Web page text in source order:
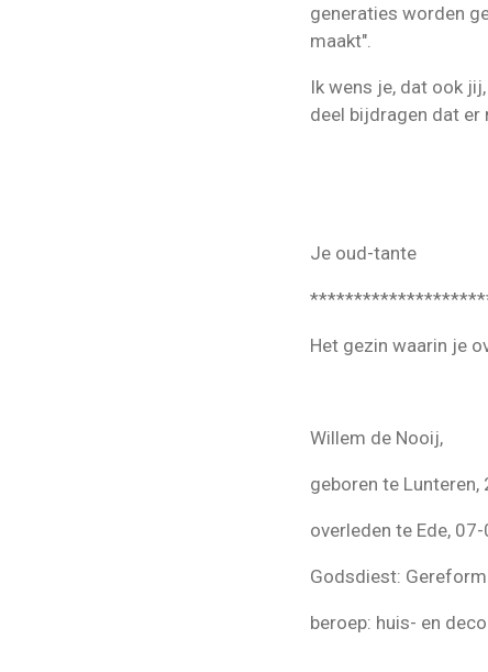
generaties worden
maakt".
Ik wens je, dat ook
deel bijdragen dat er
Je oud-tante
Het gezin waarin je
Willem de Nooij,
geboren te
overleden te Ede,
Godsdiest:
beroep: huis- en